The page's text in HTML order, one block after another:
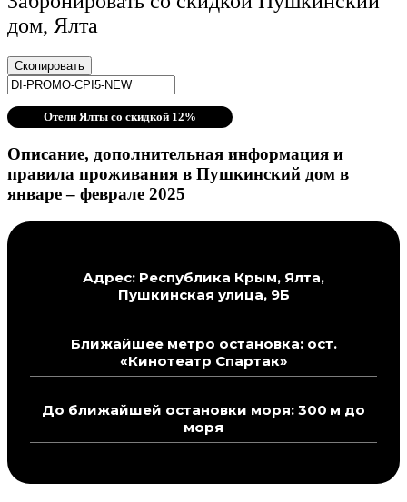
дом, Ялта
Скопировать
Отели Ялты со скидкой 12%
Описание, дополнительная информация и
правила проживания в Пушкинский дом в
январе – феврале 2025
Адрес: Республика Крым, Ялта,
Пушкинская улица, 9Б
Ближайшее метро остановка: ост.
«Кинотеатр Спартак»
До ближайшей остановки моря: 300 м до
моря